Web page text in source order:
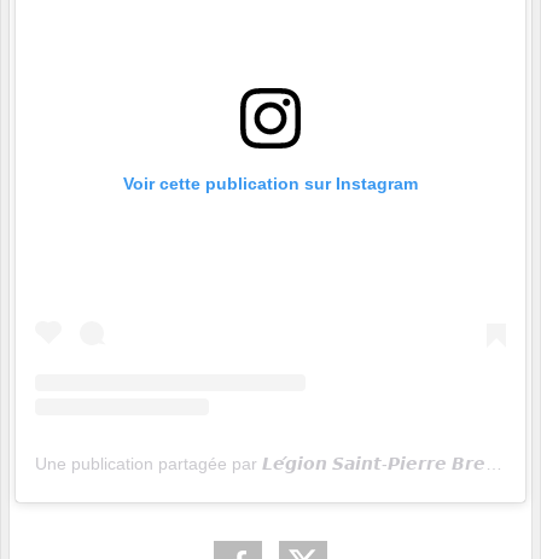
Voir cette publication sur Instagram
Une publication partagée par 𝙇𝙚́𝙜𝙞𝙤𝙣 𝙎𝙖𝙞𝙣𝙩-𝙋𝙞𝙚𝙧𝙧𝙚 𝘽𝙧𝙚𝙨𝙩 𝙏𝙏 (@lspbrest_tt)